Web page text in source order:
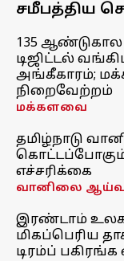
சமீபத்திய
135 ஆண்டுகால
டிஜிட்டல்
அங்கீகாரம்;
நிறைவேற்றம்
மக்களவை
தமிழ்நாடு
எச்சரிக்கை
வானிலை
இரண்டாம்
மிகப்பெரிய
டிரம்ப்